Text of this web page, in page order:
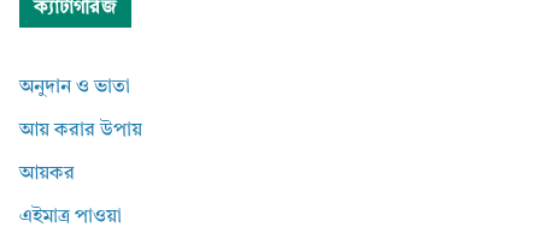
ক্যাটাগরিজ
অনুদান ও ভাতা
আয় করার উপায়
আয়কর
এইমাত্র পাওয়া